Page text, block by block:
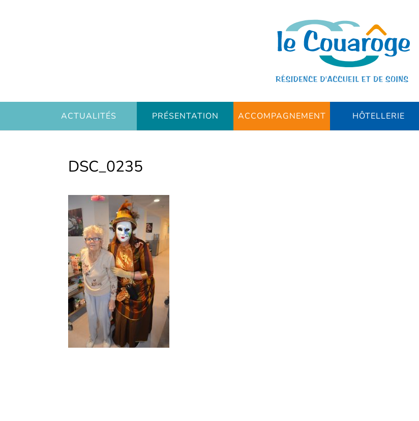
ACTUALITÉS PRÉSENTATION ACCOMPAGNEMENT HÔTELLERIE
DSC_0235